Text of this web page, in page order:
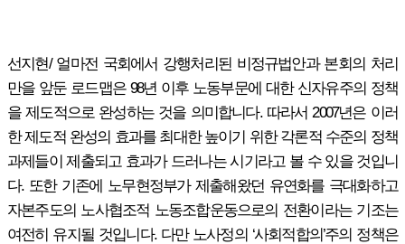
선지현/ 얼마전 국회에서 강행처리된 비정규법안과 본회의 처리
만을 앞둔 로드맵은 98년 이후 노동부문에 대한 신자유주의 정책
을 제도적으로 완성하는 것을 의미합니다. 따라서 2007년은 이러
한 제도적 완성의 효과를 최대한 높이기 위한 각론적 수준의 정책
과제들이 제출되고 효과가 드러나는 시기라고 볼 수 있을 것입니
다. 또한 기존에 노무현정부가 제출해왔던 유연화를 극대화하고
자본주도의 노사협조적 노동조합운동으로의 전환이라는 기조는
여전히 유지될 것입니다. 다만 노사정의 ‘사회적합의’주의 정책은